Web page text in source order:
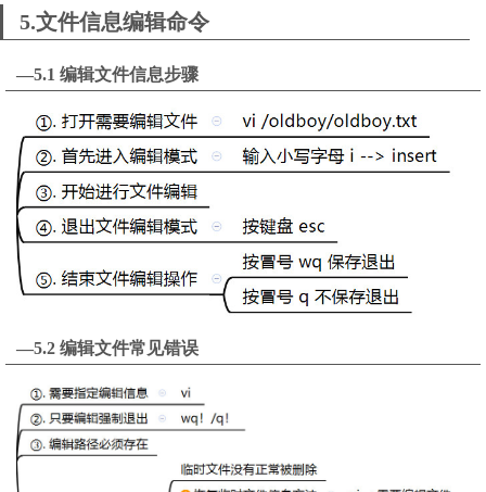
5.文件信息编辑命令
—5.1 编辑文件信息步骤
—5.2 编辑文件常见错误